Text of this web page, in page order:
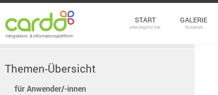
START
alles beginnt hier
GALERIE
Nutzende
Themen-Übersicht
für Anwender/-innen